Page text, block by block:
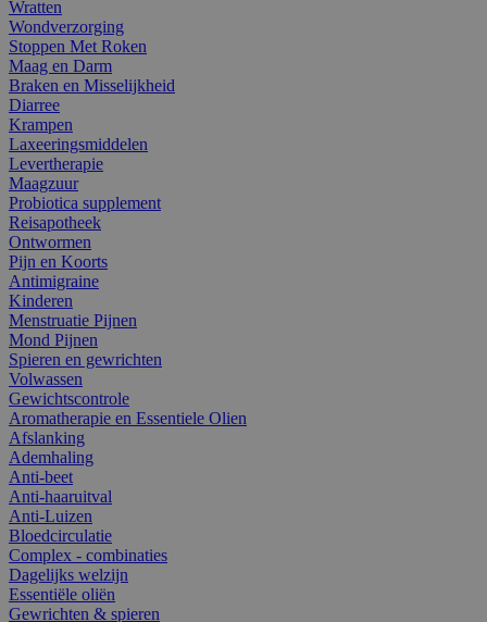
Wratten
Wondverzorging
Stoppen Met Roken
Maag en Darm
Braken en Misselijkheid
Diarree
Krampen
Laxeeringsmiddelen
Levertherapie
Maagzuur
Probiotica supplement
Reisapotheek
Ontwormen
Pijn en Koorts
Antimigraine
Kinderen
Menstruatie Pijnen
Mond Pijnen
Spieren en gewrichten
Volwassen
Gewichtscontrole
Aromatherapie en Essentiele Olien
Afslanking
Ademhaling
Anti-beet
Anti-haaruitval
Anti-Luizen
Bloedcirculatie
Complex - combinaties
Dagelijks welzijn
Essentiële oliën
Gewrichten & spieren